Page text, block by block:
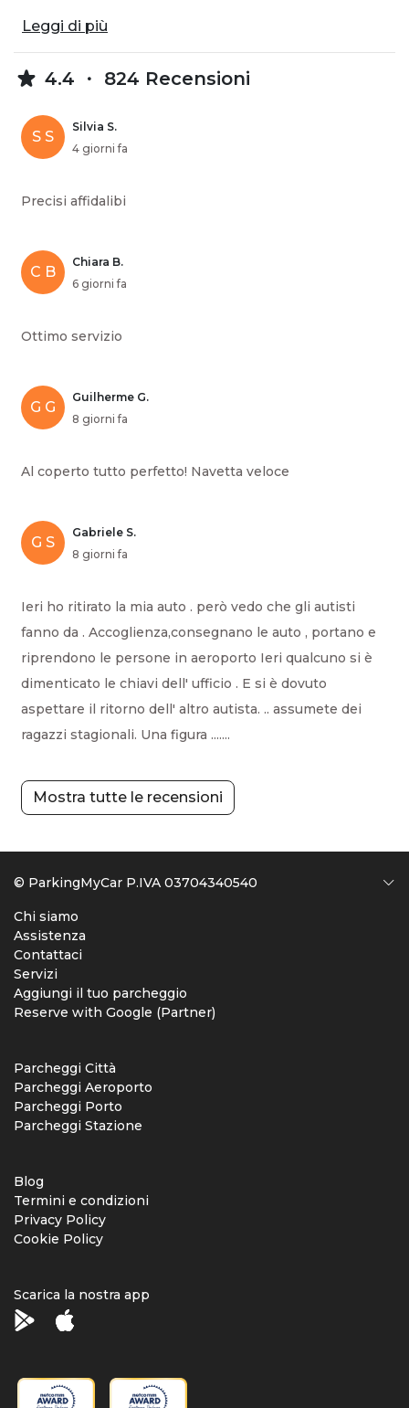
Leggi di più
4.4 824 Recensioni
S S
Silvia S.
4 giorni fa
Precisi affidalibi
C B
Chiara B.
6 giorni fa
Ottimo servizio
G G
Guilherme G.
8 giorni fa
Al coperto tutto perfetto! Navetta veloce
G S
Gabriele S.
8 giorni fa
Ieri ho ritirato la mia auto . però vedo che gli autisti
fanno da . Accoglienza,consegnano le auto , portano e
riprendono le persone in aeroporto Ieri qualcuno si è
dimenticato le chiavi dell' ufficio . E si è dovuto
aspettare il ritorno dell' altro autista. .. assumete dei
ragazzi stagionali. Una figura .......
Mostra tutte le recensioni
© ParkingMyCar P.IVA 03704340540
Chi siamo
Assistenza
Contattaci
Servizi
Aggiungi il tuo parcheggio
Reserve with Google (Partner)
Parcheggi Città
Parcheggi Aeroporto
Parcheggi Porto
Parcheggi Stazione
Blog
Termini e condizioni
Privacy Policy
Cookie Policy
Scarica la nostra app